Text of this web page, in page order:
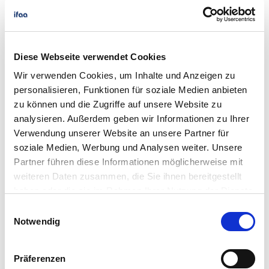
Diese Webseite verwendet Cookies
Wir verwenden Cookies, um Inhalte und Anzeigen zu
personalisieren, Funktionen für soziale Medien anbieten
zu können und die Zugriffe auf unsere Website zu
analysieren. Außerdem geben wir Informationen zu Ihrer
Verwendung unserer Website an unsere Partner für
soziale Medien, Werbung und Analysen weiter. Unsere
Partner führen diese Informationen möglicherweise mit
weiteren Daten zusammen, die Sie ihnen bereitgestellt
Notwendig
Präferenzen
Das könnte Sie auch interessieren
(BEM)